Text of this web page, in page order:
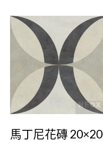
馬丁尼花磚 20×20